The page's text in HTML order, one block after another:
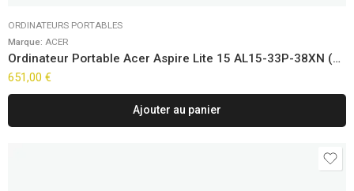
ORDINATEURS PORTABLES
Marque: ACER
Ordinateur Portable Acer Aspire Lite 15 AL15-33P-38XN (15,6″)
651,00 €
Ajouter au panier